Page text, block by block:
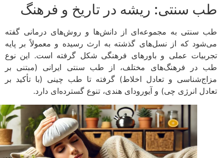
سنتی: ریشه در تاریخ و فرهنگ
به مجموعه‌ای از دانش‌ها و روش‌های درمانی گفته
که از نسل‌های گذشته به ارث رسیده و معمولاً بر پایه
عملی و باورهای فرهنگی شکل گرفته است. این نوع
در فرهنگ‌های مختلف، از طب سنتی ایرانی (مبتنی بر
و تعادل اخلاط) گرفته تا طب چینی (با تأکید بر
انرژی چی) و آیورودای هندی، تنوع گسترده‌ای دارد.